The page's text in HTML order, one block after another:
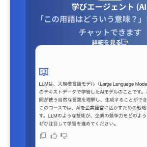
学びエージェント
「この用語はどういう意味？
チャットできます
詳細を見る